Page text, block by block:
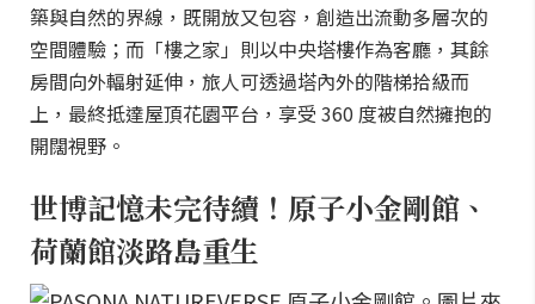
築與自然的界線，既開放又包容，創造出流動多層次的
空間體驗；而「樓之家」則以中央塔樓作為客廳，其餘
房間向外輻射延伸，旅人可透過塔內外的階梯拾級而
上，最終抵達屋頂花園平台，享受 360 度被自然擁抱的
開闊視野。
世博記憶未完待續！原子小金剛館、
荷蘭館淡路島重生